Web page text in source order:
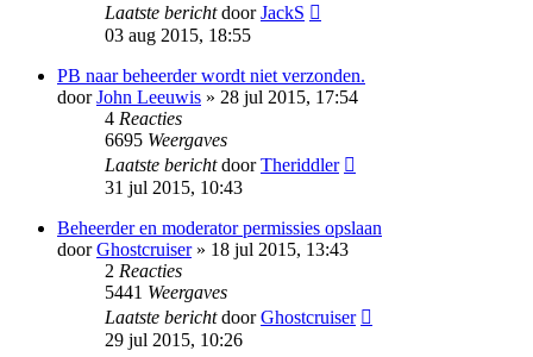
Laatste berichtdoorJackS
03 aug 2015, 18:55
PB naar beheerder wordt niet verzonden.
doorJohn Leeuwis » 28 jul 2015, 17:54
4 Reacties
6695 Weergaves
Laatste berichtdoorTheriddler
31 jul 2015, 10:43
Beheerder en moderator permissies opslaan
doorGhostcruiser» 18 jul 2015, 13:43
2 Reacties
5441 Weergaves
Laatste berichtdoorGhostcruiser
29 jul 2015, 10:26